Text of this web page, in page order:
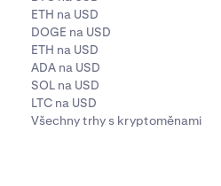
ETH na USD
DOGE na USD
ETH na USD
ADA na USD
SOL na USD
LTC na USD
Všechny trhy s kryptoměnami